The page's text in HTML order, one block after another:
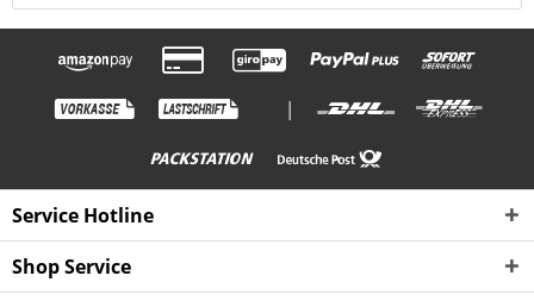
|
Service Hotline
Shop Service